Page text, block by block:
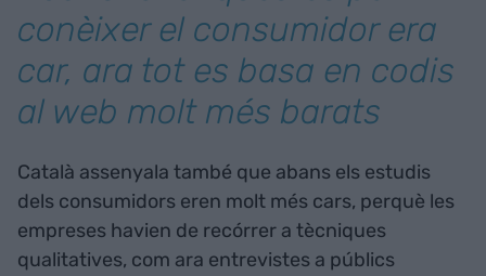
conèixer el consumidor era
car, ara tot es basa en codis
al web molt més barats
Català assenyala també que abans els estudis
dels consumidors eren molt més cars, perquè les
empreses havien de recórrer a tècniques
qualitatives, com ara entrevistes a públics